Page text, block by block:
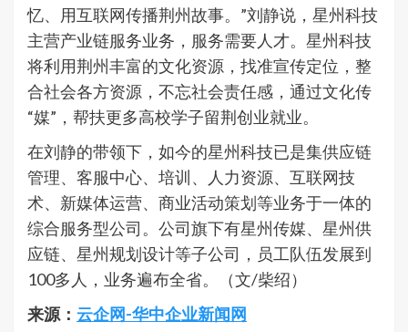
忆、用互联网传播荆州故事。”刘静说，星州科技
主营产业链服务业务，服务需要人才。星州科技
将利用荆州丰富的文化资源，找准宣传定位，整
合社会各方资源，不忘社会责任感，通过文化传
“媒”，帮扶更多高校学子留荆创业就业。
在刘静的带领下，如今的星州科技已是集供应链
管理、客服中心、培训、人力资源、互联网技
术、新媒体运营、商业活动策划等业务于一体的
综合服务型公司。公司旗下有星州传媒、星州供
应链、星州规划设计等子公司，员工队伍发展到
100多人，业务遍布全省。（文/柴绍）
来源： 云企网-华中企业新闻网